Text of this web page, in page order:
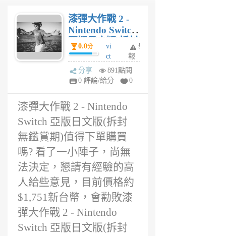
漆彈大作戰 2 -
Nintendo Switch
亞版日文版(拆封
無鑑賞期)評價，
值得買?
0.0分
vi
ct
or
6
舉
報
分享
891點閱
0 評論/給分
0
漆彈大作戰 2 - Nintendo
Switch 亞版日文版(拆封
無鑑賞期)值得下單購買
嗎? 看了一小陣子，尚無
法決定，懇請有經驗的高
人給些意見，目前價格約
$1,751新台幣，會勸敗漆
彈大作戰 2 - Nintendo
Switch 亞版日文版(拆封